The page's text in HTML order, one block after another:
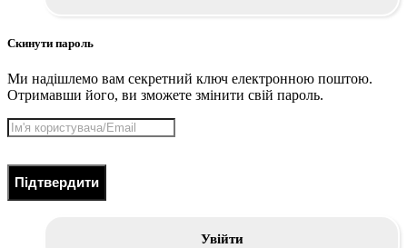
Скинути пароль
Ми надішлемо вам секретний ключ електронною поштою.
Отримавши його, ви зможете змінити свій пароль.
Підтвердити
Увійти